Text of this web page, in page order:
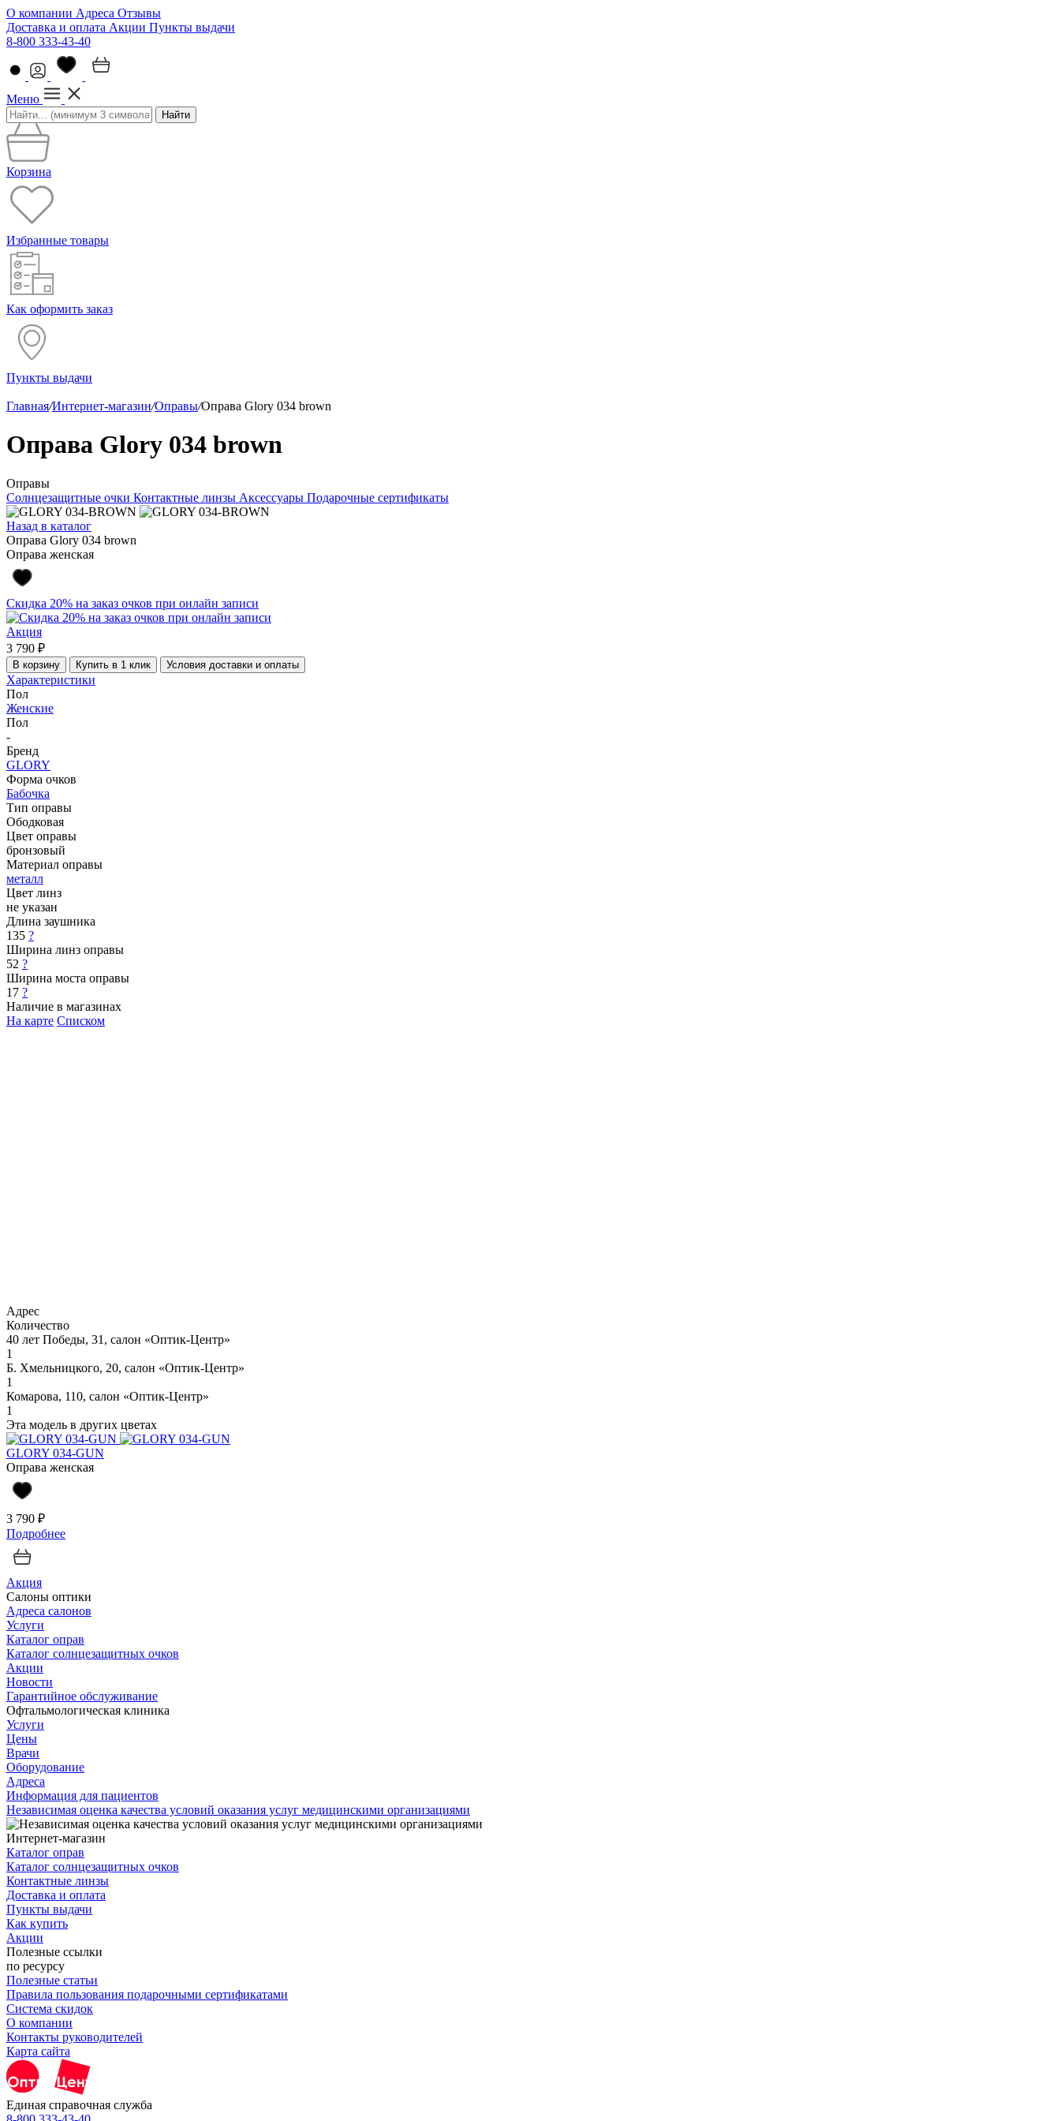
О компании Адреса Отзывы
Доставка и оплата Акции Пункты выдачи
8-800 333-43-40
Меню
Найти
Корзина
Избранные товары
Как оформить заказ
Пункты выдачи
Главная/Интернет-магазин/Оправы/Оправа Glory 034 brown
Оправа Glory 034 brown
Оправы
Солнцезащитные очки Контактные линзы Аксессуары Подарочные сертификаты
Назад в каталог
Оправа Glory 034 brown
Оправа женская
Скидка 20% на заказ очков при онлайн записи
Акция
3 790 ₽
В корзину Купить в 1 клик Условия доставки и оплаты
Характеристики
Пол
Женские
Пол
-
Бренд
GLORY
Форма очков
Бабочка
Тип оправы
Ободковая
Цвет оправы
бронзовый
Материал оправы
металл
Цвет линз
не указан
Длина заушника
135 ?
Ширина линз оправы
52 ?
Ширина моста оправы
17 ?
Наличие в магазинах
На карте Списком
Адрес
Количество
40 лет Победы, 31, салон «Оптик-Центр»
1
Б. Хмельницкого, 20, салон «Оптик-Центр»
1
Комарова, 110, салон «Оптик-Центр»
1
Эта модель в других цветах
GLORY 034-GUN
Оправа женская
3 790 ₽
Подробнее
Акция
Салоны оптики
Адреса салонов
Услуги
Каталог оправ
Каталог солнцезащитных очков
Акции
Новости
Гарантийное обслуживание
Офтальмологическая клиника
Услуги
Цены
Врачи
Оборудование
Адреса
Информация для пациентов
Независимая оценка качества условий оказания услуг медицинскими организациями
Интернет-магазин
Каталог оправ
Каталог солнцезащитных очков
Контактные линзы
Доставка и оплата
Пункты выдачи
Как купить
Акции
Полезные ссылки
по ресурсу
Полезные статьи
Правила пользования подарочными сертификатами
Система скидок
О компании
Контакты руководителей
Карта сайта
Единая справочная служба